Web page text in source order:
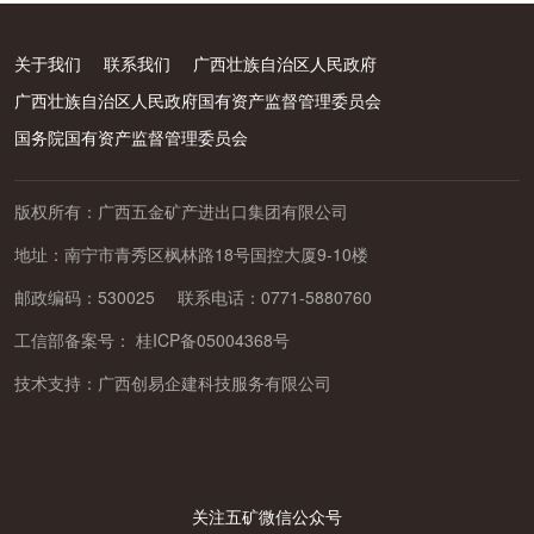
关于我们 联系我们
广西壮族自治区人民政府
广西壮族自治区人民政府国有资产监督管理委员会
国务院国有资产监督管理委员会
版权所有：广西五金矿产进出口集团有限公司
地址：南宁市青秀区枫林路18号国控大厦9-10楼
邮政编码：530025
联系电话：0771-5880760
工信部备案号： 桂ICP备05004368号
技术支持： 广西创易企建科技服务有限公司
关注五矿微信公众号